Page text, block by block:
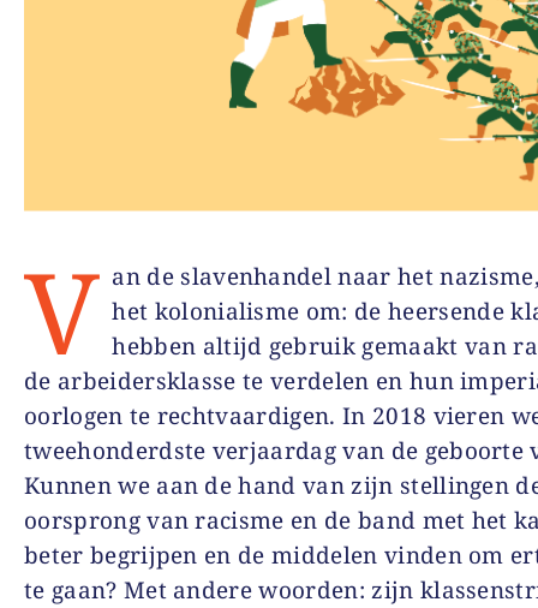
V an de slavenhandel naar het
het kolonialisme om: de heersende
hebben altijd gebruik gemaakt van
de arbeidersklasse te verdelen en hun
oorlogen te rechtvaardigen. In 2018 vieren
tweehonderdste verjaardag van de geboorte
Kunnen we aan de hand van zijn stellingen
oorsprong van racisme en de band met het
beter begrijpen en de middelen vinden om
te gaan? Met andere woorden: zijn